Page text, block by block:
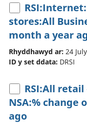
stores:All
month a year
Rhyddhawyd ar: 24
ID y set ddata: DRSI
RSI:All
NSA:% change
ago